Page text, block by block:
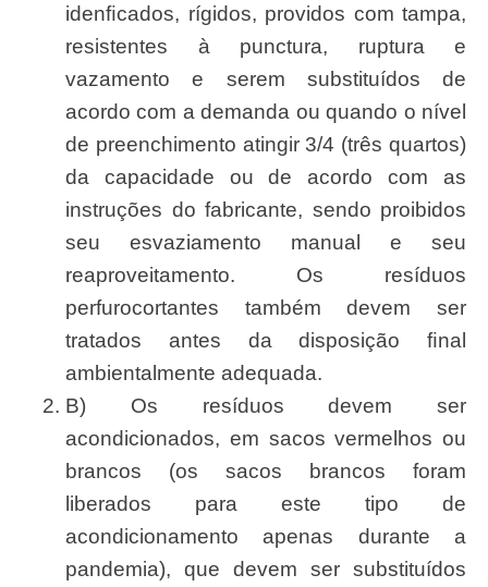
idenﬁcados, rígidos, providos com tampa,
resistentes à punctura, ruptura e
vazamento e serem substituídos de
acordo com a demanda ou quando o nível
de preenchimento atingir 3/4 (três quartos)
da capacidade ou de acordo com as
instruções do fabricante, sendo proibidos
seu esvaziamento manual e seu
reaproveitamento. Os resíduos
perfurocortantes também devem ser
tratados antes da disposição ﬁnal
ambientalmente adequada.
B) Os resíduos devem ser
acondicionados, em sacos vermelhos ou
brancos (os sacos brancos foram
liberados para este tipo de
acondicionamento apenas durante a
pandemia), que devem ser substituídos